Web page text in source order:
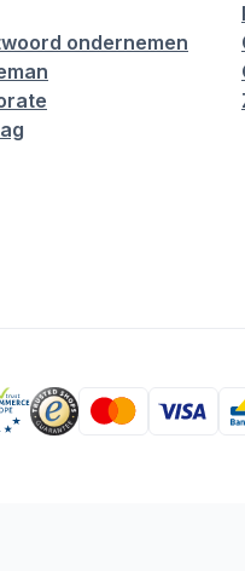
ondernemen